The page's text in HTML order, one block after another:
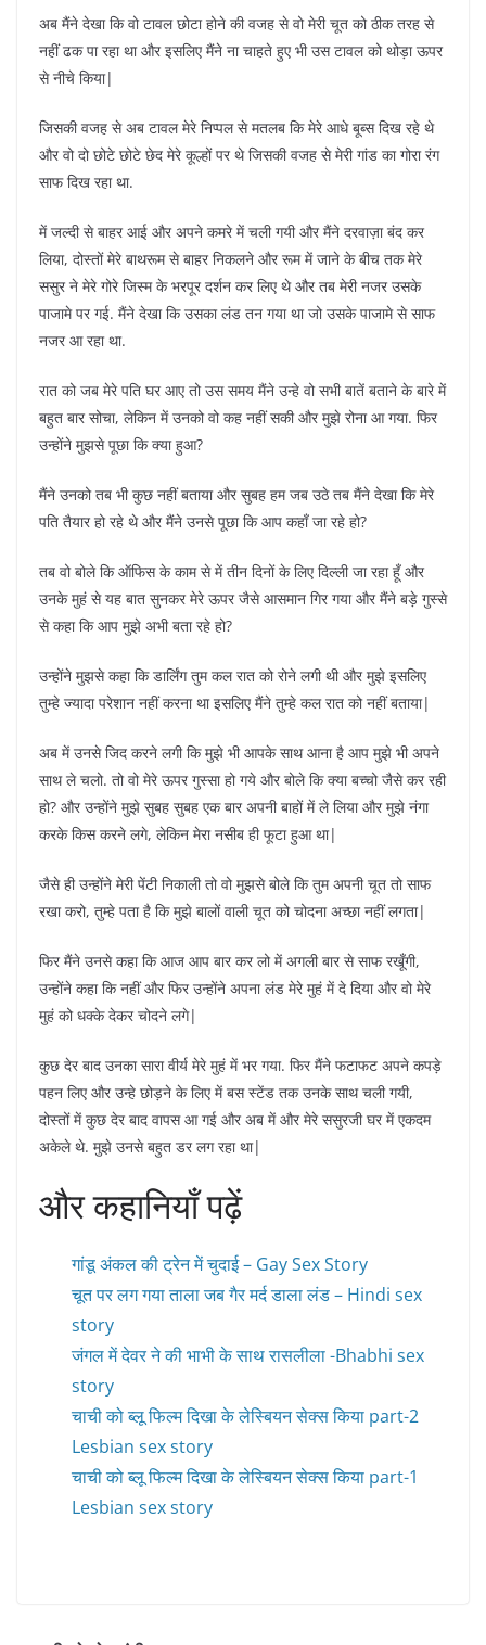
अब मैंने देखा कि वो टावल छोटा होने की वजह से वो मेरी चूत को ठीक तरह से
नहीं ढक पा रहा था और इसलिए मैंने ना चाहते हुए भी उस टावल को थोड़ा ऊपर
से नीचे किया|
जिसकी वजह से अब टावल मेरे निप्पल से मतलब कि मेरे आधे बूब्स दिख रहे थे
और वो दो छोटे छोटे छेद मेरे कूल्हों पर थे जिसकी वजह से मेरी गांड का गोरा रंग
साफ दिख रहा था.
में जल्दी से बाहर आई और अपने कमरे में चली गयी और मैंने दरवाज़ा बंद कर
लिया, दोस्तों मेरे बाथरूम से बाहर निकलने और रूम में जाने के बीच तक मेरे
ससुर ने मेरे गोरे जिस्म के भरपूर दर्शन कर लिए थे और तब मेरी नजर उसके
पाजामे पर गई. मैंने देखा कि उसका लंड तन गया था जो उसके पाजामे से साफ
नजर आ रहा था.
रात को जब मेरे पति घर आए तो उस समय मैंने उन्हे वो सभी बातें बताने के बारे में
बहुत बार सोचा, लेकिन में उनको वो कह नहीं सकी और मुझे रोना आ गया. फिर
उन्होंने मुझसे पूछा कि क्या हुआ?
मैंने उनको तब भी कुछ नहीं बताया और सुबह हम जब उठे तब मैंने देखा कि मेरे
पति तैयार हो रहे थे और मैंने उनसे पूछा कि आप कहाँ जा रहे हो?
तब वो बोले कि ऑफिस के काम से में तीन दिनों के लिए दिल्ली जा रहा हूँ और
उनके मुहं से यह बात सुनकर मेरे ऊपर जैसे आसमान गिर गया और मैंने बड़े गुस्से
से कहा कि आप मुझे अभी बता रहे हो?
उन्होंने मुझसे कहा कि डार्लिंग तुम कल रात को रोने लगी थी और मुझे इसलिए
तुम्हे ज्यादा परेशान नहीं करना था इसलिए मैंने तुम्हे कल रात को नहीं बताया|
अब में उनसे जिद करने लगी कि मुझे भी आपके साथ आना है आप मुझे भी अपने
साथ ले चलो. तो वो मेरे ऊपर गुस्सा हो गये और बोले कि क्या बच्चो जैसे कर रही
हो? और उन्होंने मुझे सुबह सुबह एक बार अपनी बाहों में ले लिया और मुझे नंगा
करके किस करने लगे, लेकिन मेरा नसीब ही फूटा हुआ था|
जैसे ही उन्होंने मेरी पेंटी निकाली तो वो मुझसे बोले कि तुम अपनी चूत तो साफ
रखा करो, तुम्हे पता है कि मुझे बालों वाली चूत को चोदना अच्छा नहीं लगता|
फिर मैंने उनसे कहा कि आज आप बार कर लो में अगली बार से साफ रखूँगी,
उन्होंने कहा कि नहीं और फिर उन्होंने अपना लंड मेरे मुहं में दे दिया और वो मेरे
मुहं को धक्के देकर चोदने लगे|
कुछ देर बाद उनका सारा वीर्य मेरे मुहं में भर गया. फिर मैंने फटाफट अपने कपड़े
पहन लिए और उन्हे छोड़ने के लिए में बस स्टेंड तक उनके साथ चली गयी,
दोस्तों में कुछ देर बाद वापस आ गई और अब में और मेरे ससुरजी घर में एकदम
अकेले थे. मुझे उनसे बहुत डर लग रहा था|
और कहानियाँ पढ़ें
गांडू अंकल की ट्रेन में चुदाई – Gay Sex Story
चूत पर लग गया ताला जब गैर मर्द डाला लंड – Hindi sex
story
जंगल में देवर ने की भाभी के साथ रासलीला -Bhabhi sex
story
चाची को ब्लू फिल्म दिखा के लेस्बियन सेक्स किया part-2
Lesbian sex story
चाची को ब्लू फिल्म दिखा के लेस्बियन सेक्स किया part-1
Lesbian sex story